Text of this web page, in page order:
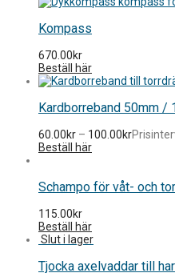
Kompass
670.00kr
Beställ här
Kardborreband 50mm /
60.00kr – 100.00kr
Beställ här
Schampo för våt- och
115.00kr
Beställ här
Tjocka axelvaddar till